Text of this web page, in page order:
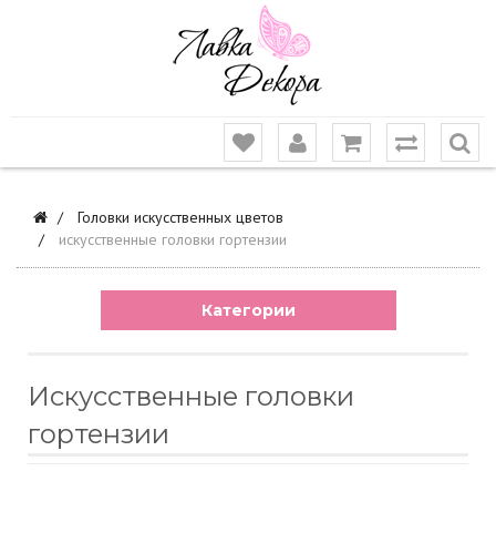
Головки искусственных цветов
искусственные головки гортензии
Категории
Искусственные головки
гортензии